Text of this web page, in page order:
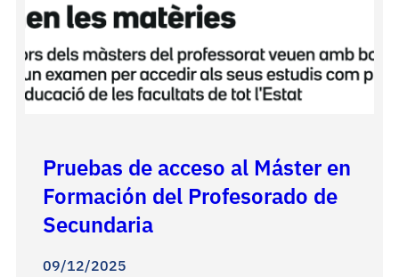
Pruebas de acceso al Máster en
Formación del Profesorado de
Secundaria
09/12/2025